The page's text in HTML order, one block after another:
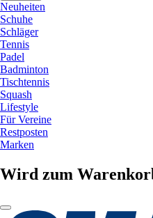
Neuheiten
Schuhe
Schläger
Tennis
Padel
Badminton
Tischtennis
Squash
Lifestyle
Für Vereine
Restposten
Marken
Wird zum